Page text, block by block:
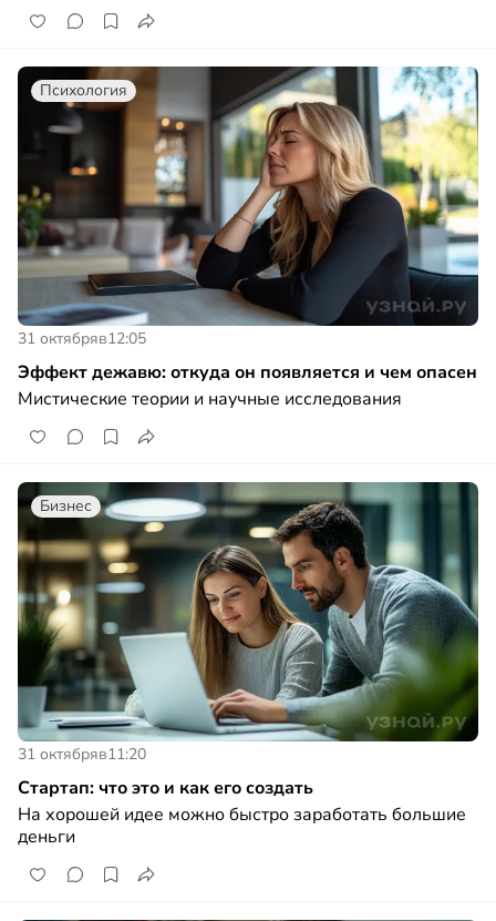
Психология
31 октябряв12:05
Эффект дежавю: откуда он появляется и чем опасен
Мистические теории и научные исследования
Бизнес
31 октябряв11:20
Стартап: что это и как его создать
На хорошей идее можно быстро заработать большие
деньги